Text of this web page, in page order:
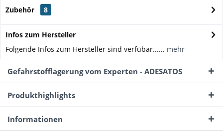
Zubehör 8
Infos zum Hersteller
Folgende Infos zum Hersteller sind verfübar...... mehr
Gefahrstofflagerung vom Experten - ADESATOS
Produkthighlights
Informationen